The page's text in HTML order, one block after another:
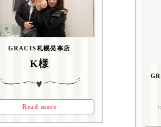
GRACIS札幌発寒店
K様
Read more